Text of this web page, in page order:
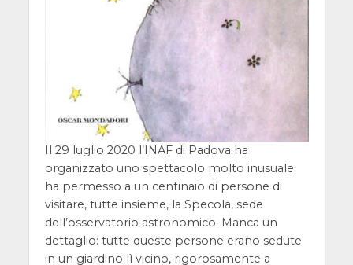
Il 29 luglio 2020 l’INAF di Padova ha
organizzato uno spettacolo molto inusuale:
ha permesso a un centinaio di persone di
visitare, tutte insieme, la Specola, sede
dell’osservatorio astronomico. Manca un
dettaglio: tutte queste persone erano sedute
in un giardino lì vicino, rigorosamente a